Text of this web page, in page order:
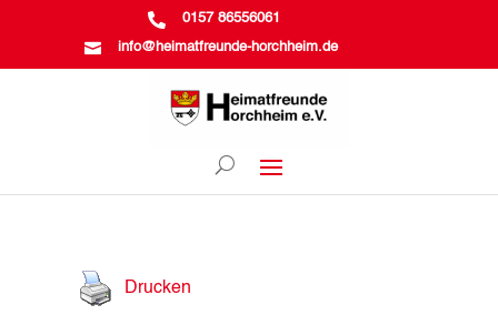
 0157 86556061
 info@heimatfreunde-horchheim.de
Drucken